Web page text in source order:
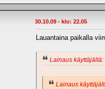
30.10.09 - klo: 22.05
Lauantaina paikalla
Lainaus
Lainaus